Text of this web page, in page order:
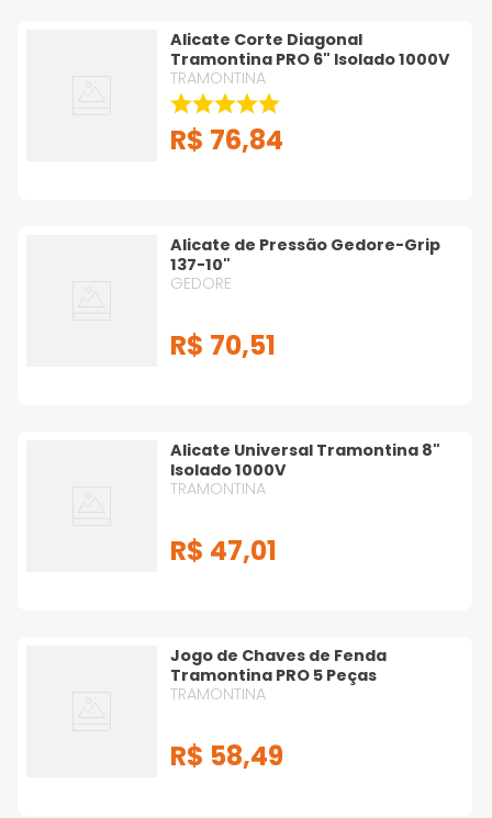
Alicate Corte Diagonal
Tramontina PRO 6" Isolado 1000V
TRAMONTINA
R$ 76,84
Alicate de Pressão Gedore-Grip
137-10"
GEDORE
R$ 70,51
Alicate Universal Tramontina 8"
Isolado 1000V
TRAMONTINA
R$ 47,01
Jogo de Chaves de Fenda
Tramontina PRO 5 Peças
TRAMONTINA
R$ 58,49